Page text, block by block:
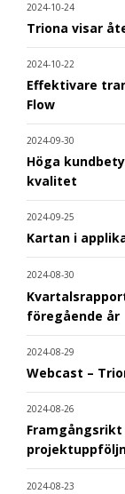
2024-10-24
Triona visar
2024-10-22
Effektivare
Flow
2024-09-30
Höga
kvalitet
2024-09-25
Kartan i
2024-08-30
föregående år
2024-08-29
Webcast –
2024-08-26
2024-08-23